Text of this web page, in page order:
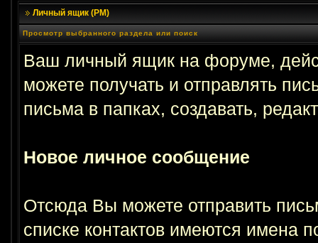
Личный ящик (PM)
Просмотр выбранного раздела или поиск
Ваш личный ящик на форуме,
можете получать и отправлять
письма в папках, создавать,
Новое личное сообщение
Отсюда Вы можете отправить
списке контактов имеются имена